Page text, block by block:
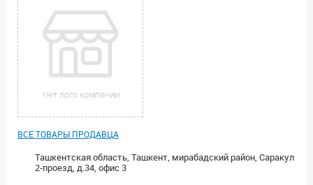
ВСЕ ТОВАРЫ ПРОДАВЦА
Ташкентская область, Ташкент, мирабадский район, Саракул
2-проезд, д.34, офис 3